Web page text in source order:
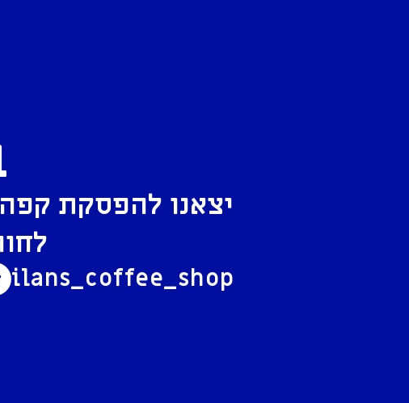
יצאנו להפסקת קפה
ilans_coffee_shop